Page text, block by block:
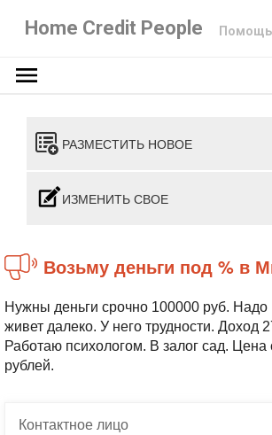
Home Credit People Помощь
РАЗМЕСТИТЬ НОВОЕ
ИЗМЕНИТЬ СВОЕ
Возьму деньги под % в
Нужны деньги срочно 100000 руб.
живет далеко. У него трудности. Доход
Работаю психологом. В залог сад.
рублей.
Контактноелицо